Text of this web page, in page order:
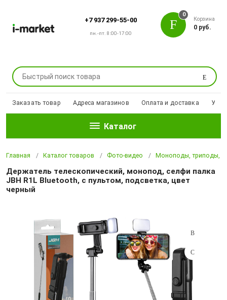
+7 937 299-55-00
пн.-пт. 8:00-17:00
Поиск
0
Корзина
0 руб.
Заказать товар Адреса магазинов Оплата и доставка
Каталог
Главная Каталог товаров Фото-видео Моноподы, триподы,
Держатель телескопический, монопод, селфи палка
JBH R1L Bluetooth, с пультом, подсветка, цвет
черный